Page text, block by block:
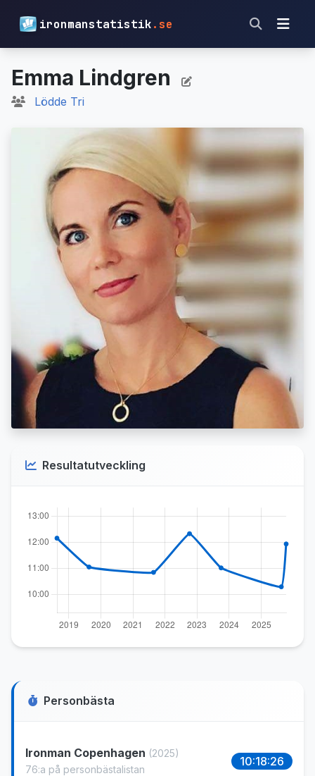
ironmanstatistik.se
Emma Lindgren
Lödde Tri
Personbästa
Ironman Copenhagen (2025)
76:a på personbästalistan
10:18:26
Resultatutveckling